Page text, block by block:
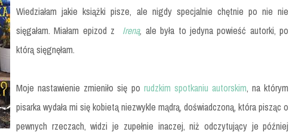
Wiedziałam jakie książki pisze, ale nigdy specjalnie chętnie po nie nie
sięgałam. Miałam epizod z Ireną, ale była to jedyna powieść autorki, po
którą sięgnęłam.
Moje nastawienie zmieniło się po rudzkim spotkaniu autorskim, na którym
pisarka wydała mi się kobietą niezwykle mądrą, doświadczoną, która pisząc o
pewnych rzeczach, widzi je zupełnie inaczej, niż odczytujący je później